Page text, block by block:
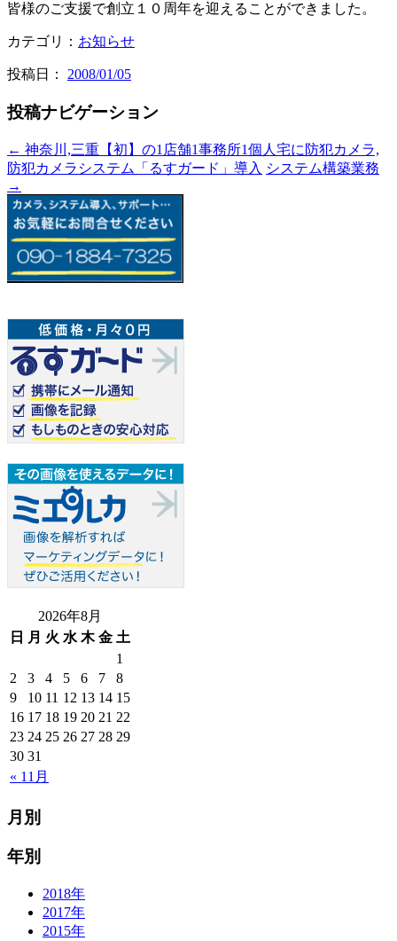
皆様のご支援で創立１０周年を迎えることができました。
カテゴリ： お知らせ
投稿日： 2008/01/05
投稿ナビゲーション
← 神奈川,三重【初】の1店舗1事務所1個人宅に防犯カメラ,
防犯カメラシステム「るすガード」導入 システム構築業務
→
2026年8月
日
月 火 水 木 金 土
« 11月
1
2
3 4 5 6 7
8
9
10 11 12 13 14 15
16 17 18 19 20 21 22
23 24 25 26 27 28 29
30 31
月別
年別
2018年
2017年
2015年